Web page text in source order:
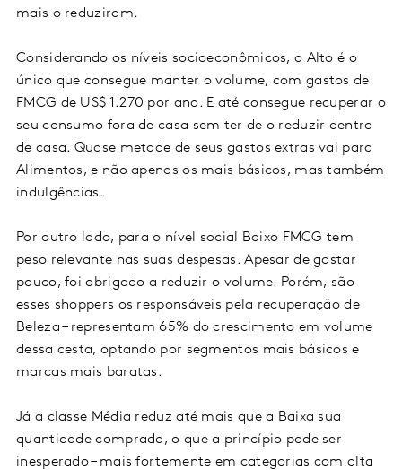
mais o reduziram.
Considerando os níveis socioeconômicos, o Alto é o
único que consegue manter o volume, com gastos de
FMCG de US$ 1.270 por ano. E até consegue recuperar o
seu consumo fora de casa sem ter de o reduzir dentro
de casa. Quase metade de seus gastos extras vai para
Alimentos, e não apenas os mais básicos, mas também
indulgências.
Por outro lado, para o nível social Baixo FMCG tem
peso relevante nas suas despesas. Apesar de gastar
pouco, foi obrigado a reduzir o volume. Porém, são
esses shoppers os responsáveis pela recuperação de
Beleza – representam 65% do crescimento em volume
dessa cesta, optando por segmentos mais básicos e
marcas mais baratas.
Já a classe Média reduz até mais que a Baixa sua
quantidade comprada, o que a princípio pode ser
inesperado – mais fortemente em categorias com alta